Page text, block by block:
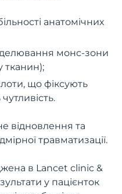
анатомічних
монс-зони
тканин);
що фіксують
відновлення та
травматизації.
в Lancet clinic &
у пацієнток